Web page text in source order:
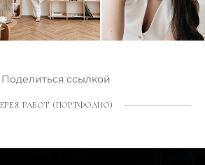
Поделиться ссылкой
РАБОТ (ПОРТФОЛИО)